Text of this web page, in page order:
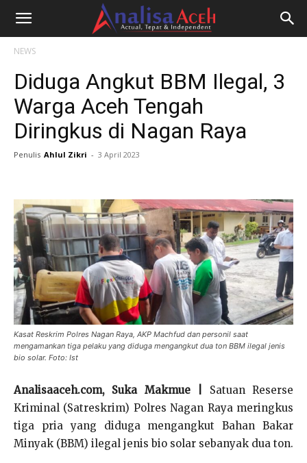
NEWS
Diduga Angkut BBM Ilegal, 3
Warga Aceh Tengah
Diringkus di Nagan Raya
Penulis Ahlul Zikri - 3 April 2023
Kasat Reskrim Polres Nagan Raya, AKP Machfud dan personil saat
mengamankan tiga pelaku yang diduga mengangkut dua ton BBM ilegal jenis
bio solar. Foto: Ist
Analisaaceh.com, Suka Makmue |
Satuan Reserse
Kriminal (Satreskrim) Polres Nagan Raya meringkus
tiga pria yang diduga mengangkut Bahan Bakar
Minyak (BBM) ilegal jenis bio solar sebanyak dua ton.